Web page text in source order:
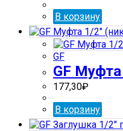
В корзину
GF
GF
177,30₽
В корзину